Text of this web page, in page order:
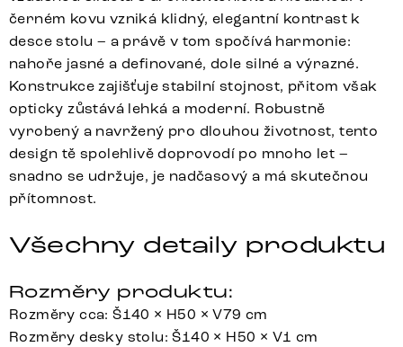
černém kovu vzniká klidný, elegantní kontrast k
desce stolu – a právě v tom spočívá harmonie:
nahoře jasné a definované, dole silné a výrazné.
Konstrukce zajišťuje stabilní stojnost, přitom však
opticky zůstává lehká a moderní. Robustně
vyrobený a navržený pro dlouhou životnost, tento
design tě spolehlivě doprovodí po mnoho let –
snadno se udržuje, je nadčasový a má skutečnou
přítomnost.
Všechny detaily produktu
Rozměry produktu:
Rozměry cca: Š140 × H50 × V79 cm
Rozměry desky stolu: Š140 × H50 × V1 cm